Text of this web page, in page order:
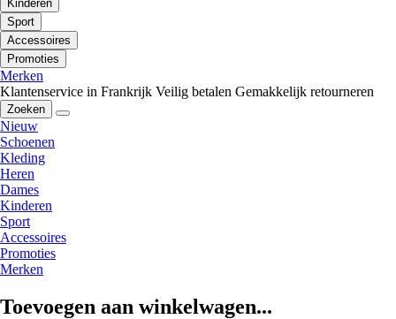
Kinderen
Sport
Accessoires
Promoties
Merken
Klantenservice in Frankrijk Veilig betalen Gemakkelijk retourneren
Zoeken
Nieuw
Schoenen
Kleding
Heren
Dames
Kinderen
Sport
Accessoires
Promoties
Merken
Toevoegen aan winkelwagen...